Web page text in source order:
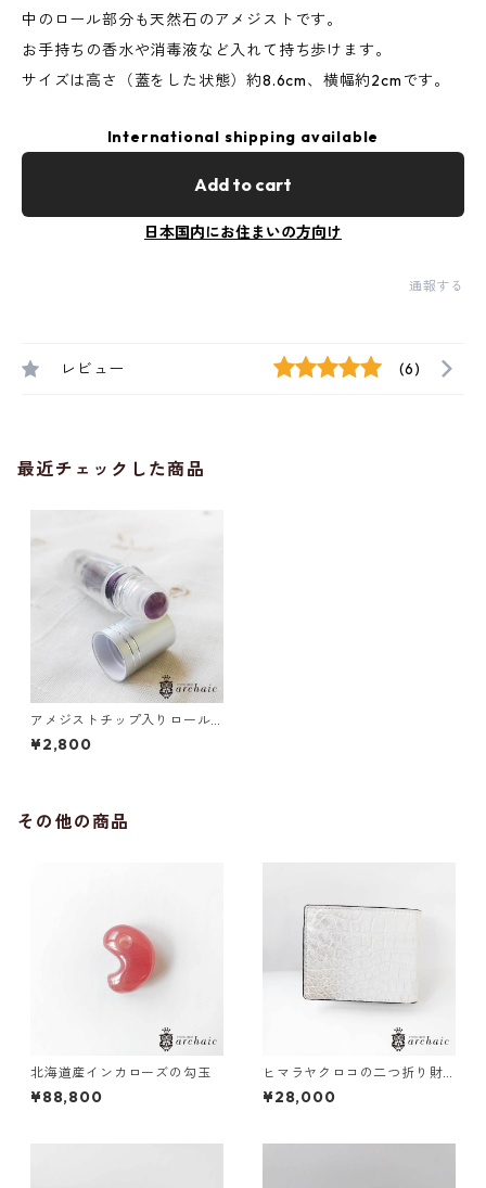
中のロール部分も天然石のアメジストです。
お手持ちの香水や消毒液など入れて持ち歩けます。
サイズは高さ（蓋をした状態）約8.6cm、横幅約2cmです。
International shipping available
Add to cart
日本国内にお住まいの方向け
通報する
レビュー (6)
最近チェックした商品
アメジストチップ入りロール
オン
¥2,800
その他の商品
北海道産インカローズの勾玉
¥88,800
ヒマラヤクロコの二つ折り財
布
¥28,000